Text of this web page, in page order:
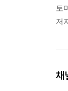
토
저
채